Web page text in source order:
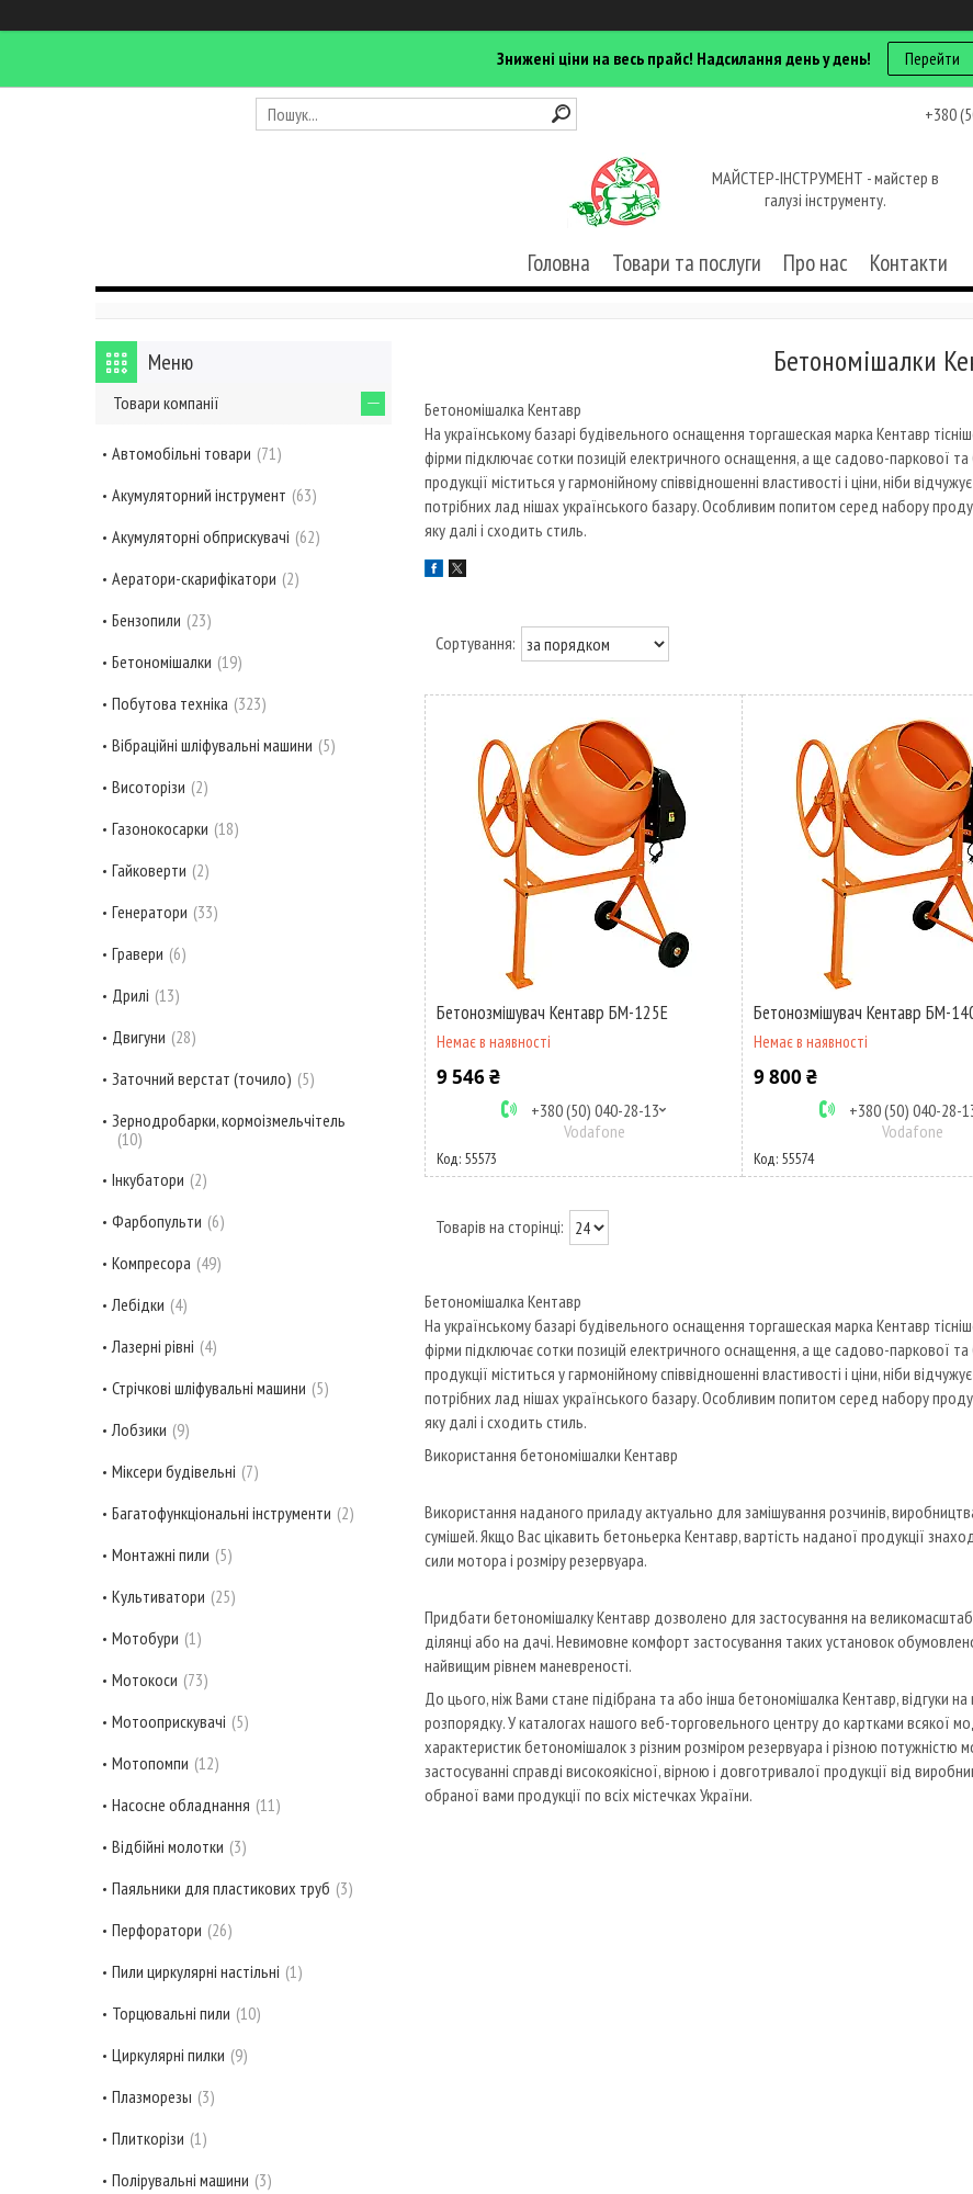
Знижені ціни на весь прайс! Надсилання день у день! Перейти
+380
МАЙСТЕР-ІНСТРУМЕНТ - майстер в
галузі інструменту.
Головна Товари та послуги Про нас Контакти
Бетономішалки
Бетономішалка Кентавр
На українському базарі будівельного оснащення торгашеская марка Кентавр
фірми підключає сотки позицій електричного оснащення, а ще садово-паркової та
продукції міститься у гармонійному співвідношенні властивості і ціни, ніби
потрібних лад нішах українського базару. Особливим попитом серед набору
яку далі і сходить стиль.
Бетонозмішувач Кентавр БМ-125Е
Немає в наявності
9 546 ₴
+380 (50) 040-28-13
Vodafone
55573
Бетонозмішувач Кентавр БМ-
Немає в наявності
9 800 ₴
+380 (50) 040-28-
Vodafone
55574
Бетономішалка Кентавр
На українському базарі будівельного оснащення торгашеская марка Кентавр
фірми підключає сотки позицій електричного оснащення, а ще садово-паркової та
продукції міститься у гармонійному співвідношенні властивості і ціни, ніби
потрібних лад нішах українського базару. Особливим попитом серед набору
яку далі і сходить стиль.
Використання бетономішалки Кентавр
Використання наданого приладу актуально для замішування розчинів,
сумішей. Якщо Вас цікавить бетоньерка Кентавр, вартість наданої продукції
сили мотора і розміру резервуара.
Придбати бетономішалку Кентавр дозволено для застосування на
ділянці або на дачі. Невимовне комфорт застосування таких установок
найвищим рівнем маневреності.
До цього, ніж Вами стане підібрана та або інша бетономішалка Кентавр, відгуки
розпорядку. У каталогах нашого веб-торговельного центру до картками всякої
характеристик бетономішалок з різним розміром резервуара і різною
застосуванні справді високоякісної, вірною і довготривалої продукції від
обраної вами продукції по всіх містечках України.
Товари компанії
Автомобільні товари 71
Акумуляторний інструмент 63
Акумуляторні обприскувачі 62
Аератори-скарифікатори 2
Бензопили 23
Бетономішалки 19
Побутова техніка 323
Вібраційні шліфувальні машини 5
Висоторізи 2
Газонокосарки 18
Гайковерти 2
Генератори 33
Гравери 6
Дрилі 13
Двигуни 28
Заточний верстат (точило) 5
Зернодробарки, кормоізмельчітель
10
Інкубатори 2
Фарбопульти 6
Компресора 49
Лебідки 4
Лазерні рівні 4
Стрічкові шліфувальні машини 5
Лобзики 9
Міксери будівельні 7
Багатофункціональні інструменти 2
Монтажні пили 5
Культиватори 25
Мотобури 1
Мотокоси 73
Мотооприскувачі 5
Мотопомпи 12
Насосне обладнання 11
Відбійні молотки 3
Паяльники для пластикових труб 3
Перфоратори 26
Пили циркулярні настільні 1
Торцювальні пили 10
Циркулярні пилки 9
Плазморезы 3
Плиткорізи 1
Полірувальні машини 3